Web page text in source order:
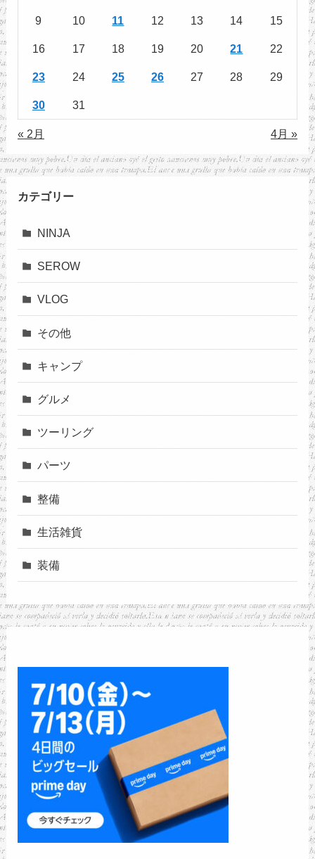
9 10 11 12 13 14 15
16 17 18 19 20 21 22
23 24 25 26 27 28 29
30 31
« 2月 4月 »
カテゴリー
NINJA
SEROW
VLOG
その他
キャンプ
グルメ
ツーリング
パーツ
整備
生活雑貨
装備